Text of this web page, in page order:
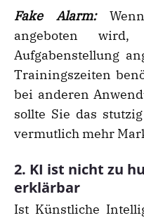
Fake Alarm:
angeboten
Aufgabenstellung
Trainingszeiten
bei anderen
sollte Sie das
vermutlich mehr
2. KI ist nicht zu
erklärbar
Ist Künstliche